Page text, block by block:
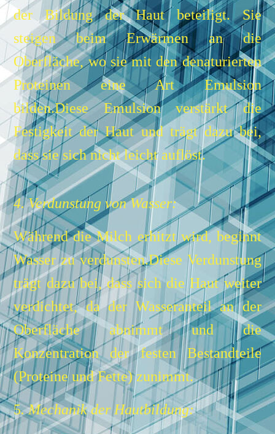
der Bildung der Haut beteiligt. Sie
steigen beim Erwärmen an die
Oberfläche, wo sie mit den denaturierten
Proteinen eine Art Emulsion
bilden.Diese Emulsion verstärkt die
Festigkeit der Haut und trägt dazu bei,
dass sie sich nicht leicht auflöst.
4. Verdunstung von Wasser:
Während die Milch erhitzt wird, beginnt
Wasser zu verdunsten.Diese Verdunstung
trägt dazu bei, dass sich die Haut weiter
verdichtet, da der Wasseranteil an der
Oberfläche abnimmt und die
Konzentration der festen Bestandteile
(Proteine und Fette) zunimmt.
5. Mechanik der Hautbildung: